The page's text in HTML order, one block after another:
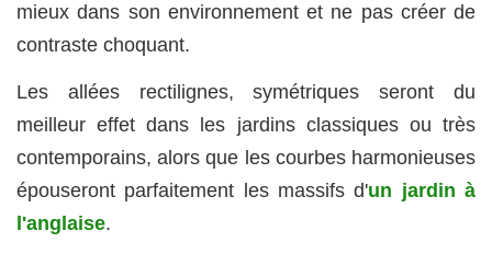
mieux dans son environnement et ne pas créer de
contraste choquant.
Les allées rectilignes, symétriques seront du
meilleur effet dans les jardins classiques ou très
contemporains, alors que les courbes harmonieuses
épouseront parfaitement les massifs d'un jardin à
l'anglaise.